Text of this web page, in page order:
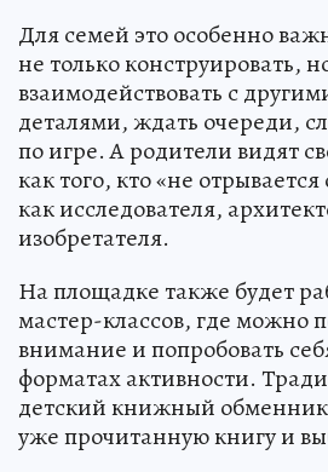
Для семей это особенно
не только конструировать,
взаимодействовать с
деталями, ждать очереди,
по игре. А родители видят
как того, кто «не
как исследователя,
изобретателя.
На площадке также будет
мастер-классов, где можно
внимание и попробовать
форматах активности.
детский книжный
уже прочитанную книгу и